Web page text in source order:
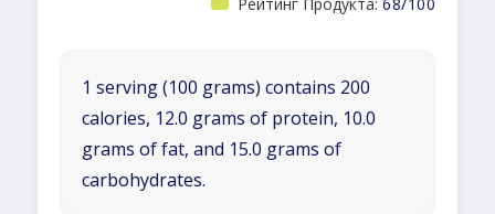
1 serving (100 grams) contains 200
calories, 12.0 grams of protein, 10.0
grams of fat, and 15.0 grams of
carbohydrates.